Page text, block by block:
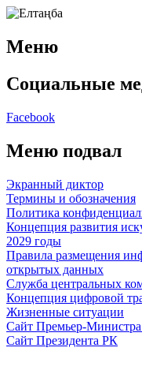
Меню
Социальные
Facebook
Меню подвал
Экранный диктор
Термины и обозначения
Политика
Концепция развития
2029 годы
Правила размещения
открытых данных
Служба центральных
Концепция цифровой
Жизненные ситуации
Сайт Премьер-
Сайт Президента РК